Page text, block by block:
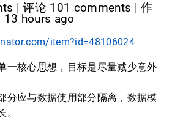
| 评论 101 comments | 作
hours ago
item?id=48106024
一核心思想，目标是尽量减少意外
分应与数据使用部分隔离，数据模
。